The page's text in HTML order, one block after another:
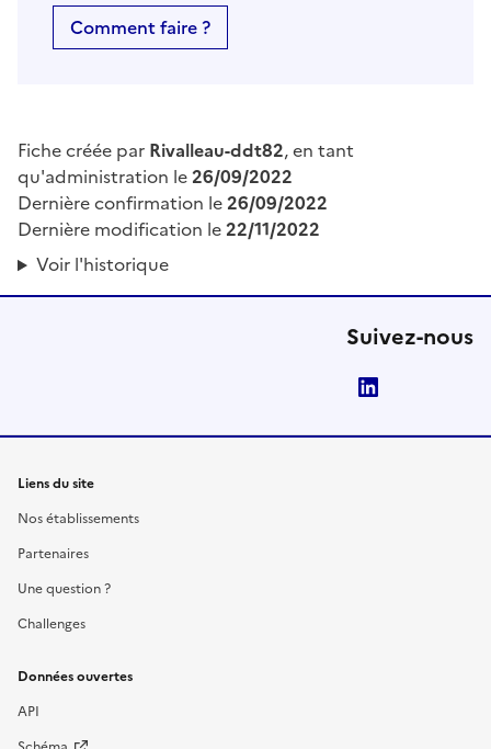
Comment faire ?
Fiche créée par Rivalleau-ddt82, en tant
qu'administration le26/09/2022
Dernière confirmation le26/09/2022
Dernière modification le22/11/2022
Voir l'historique
Suivez-nous
Liens du site
Nos établissements
Partenaires
Une question ?
Challenges
Données ouvertes
API